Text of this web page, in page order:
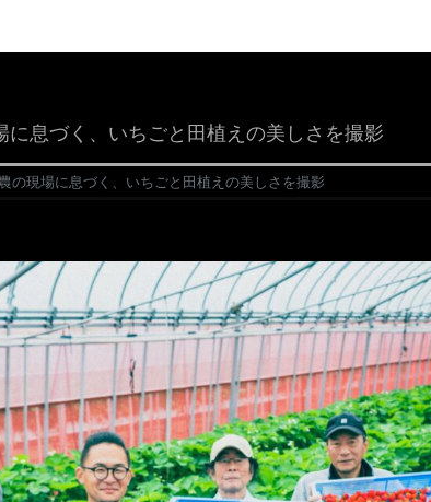
に息づく、いちごと田植えの美しさを撮影
の現場に息づく、いちごと田植えの美しさを撮影